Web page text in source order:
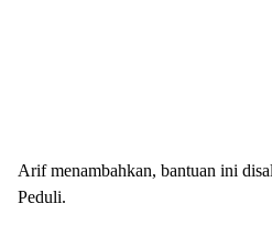
Arif menambahkan, bantuan ini
Peduli.